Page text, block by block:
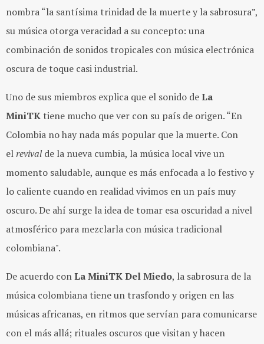
nombra “la santísima trinidad de la muerte y la sabrosura”,
su música otorga veracidad a su concepto: una
combinación de sonidos tropicales con música electrónica
oscura de toque casi industrial.
Uno de sus miembros explica que el sonido deLa
MiniTK tiene mucho que ver con su país de origen. “En
Colombia no hay nada más popular que la muerte. Con
elrevivalde la nueva cumbia, la música local vive un
momento saludable, aunque es más enfocada a lo festivo y
lo caliente cuando en realidad vivimos en un país muy
oscuro. De ahí surge la idea de tomar esa oscuridad a nivel
atmosférico para mezclarla con música tradicional
colombiana".
De acuerdo conLa MiniTK Del Miedo, la sabrosura de la
música colombiana tiene un trasfondo y origen en las
músicas africanas, en ritmos que servían para comunicarse
con el más allá; rituales oscuros que visitan y hacen